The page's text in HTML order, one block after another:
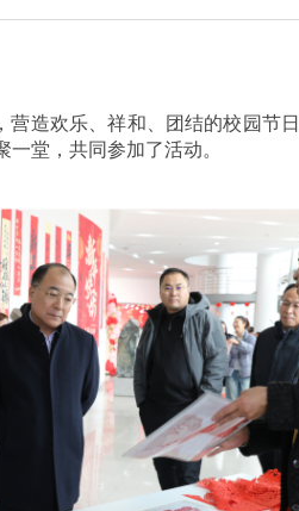
造欢乐、祥和、团结的校园节
堂，共同参加了活动。